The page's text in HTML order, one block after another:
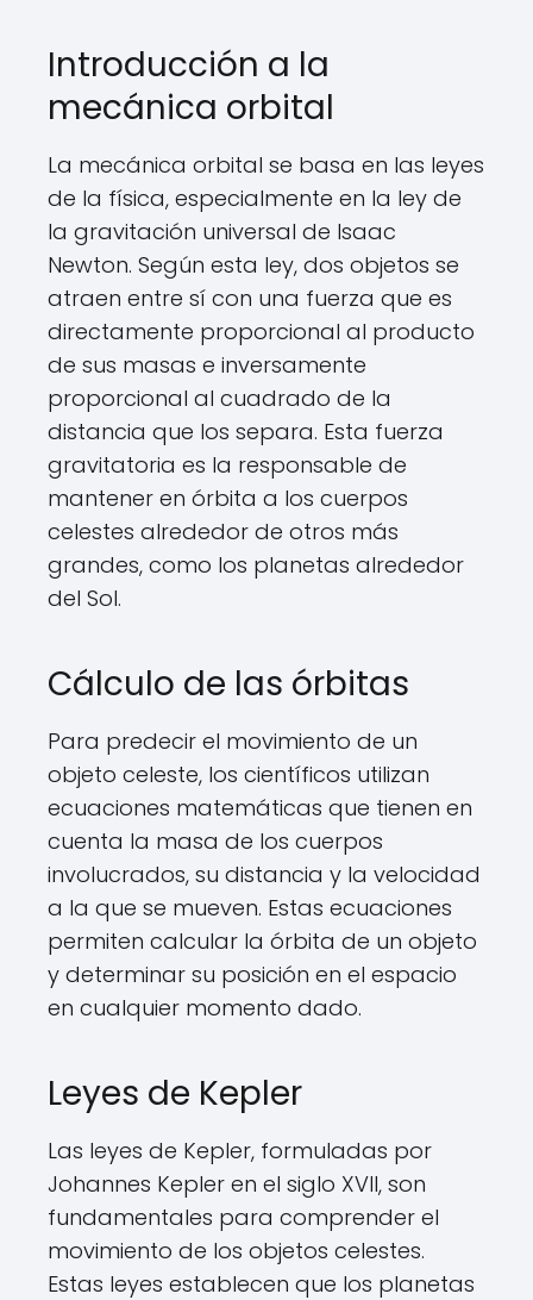
Introducción a la
mecánica orbital
La mecánica orbital se basa en las leyes
de la física, especialmente en la ley de
la gravitación universal de Isaac
Newton. Según esta ley, dos objetos se
atraen entre sí con una fuerza que es
directamente proporcional al producto
de sus masas e inversamente
proporcional al cuadrado de la
distancia que los separa. Esta fuerza
gravitatoria es la responsable de
mantener en órbita a los cuerpos
celestes alrededor de otros más
grandes, como los planetas alrededor
del Sol.
Cálculo de las órbitas
Para predecir el movimiento de un
objeto celeste, los científicos utilizan
ecuaciones matemáticas que tienen en
cuenta la masa de los cuerpos
involucrados, su distancia y la velocidad
a la que se mueven. Estas ecuaciones
permiten calcular la órbita de un objeto
y determinar su posición en el espacio
en cualquier momento dado.
Leyes de Kepler
Las leyes de Kepler, formuladas por
Johannes Kepler en el siglo XVII, son
fundamentales para comprender el
movimiento de los objetos celestes.
Estas leyes establecen que los planetas